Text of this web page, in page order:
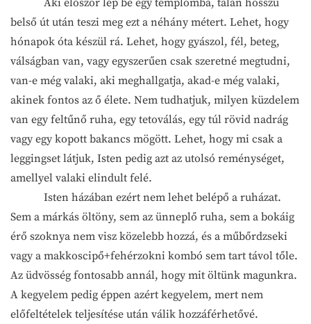
belső út után teszi meg ezt a néhány métert. Lehet, hogy
hónapok óta készül rá. Lehet, hogy gyászol, fél, beteg,
válságban van, vagy egyszerűen csak szeretné megtudni,
van-e még valaki, aki meghallgatja, akad-e még valaki,
akinek fontos az ő élete. Nem tudhatjuk, milyen küzdelem
van egy feltűnő ruha, egy tetoválás, egy túl rövid nadrág
vagy egy kopott bakancs mögött. Lehet, hogy mi csak a
leggingset látjuk, Isten pedig azt az utolsó reménységet,
amellyel valaki elindult felé.
Isten házában ezért nem lehet belépő a ruházat.
Sem a márkás öltöny, sem az ünneplő ruha, sem a bokáig
érő szoknya nem visz közelebb hozzá, és a műbőrdzseki
vagy a makkoscipő+fehérzokni kombó sem tart távol tőle.
Az üdvösség fontosabb annál, hogy mit öltünk magunkra.
A kegyelem pedig éppen azért kegyelem, mert nem
előfeltételek teljesítése után válik hozzáférhetővé.